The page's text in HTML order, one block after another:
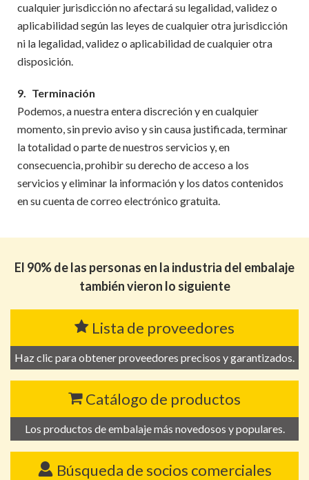
cualquier jurisdicción no afectará su legalidad, validez o
aplicabilidad según las leyes de cualquier otra jurisdicción
ni la legalidad, validez o aplicabilidad de cualquier otra
disposición.
9. Terminación
Podemos, a nuestra entera discreción y en cualquier
momento, sin previo aviso y sin causa justificada, terminar
la totalidad o parte de nuestros servicios y, en
consecuencia, prohibir su derecho de acceso a los
servicios y eliminar la información y los datos contenidos
en su cuenta de correo electrónico gratuita.
El 90% de las personas en la industria del embalaje
también vieron lo siguiente
Lista de proveedores
Haz clic para obtener proveedores precisos y garantizados.
Catálogo de productos
Los productos de embalaje más novedosos y populares.
Búsqueda de socios comerciales